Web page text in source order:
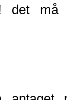
det må